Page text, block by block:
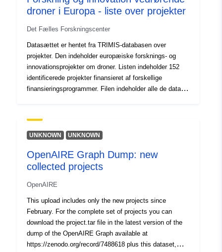
Identifikatorer: https://doi.org/10.5281/
identifikatorer:
uriRef:
http://data.europa.eu/88u/dataset/
zenodo-org-13121088
der:
Type:
Ressource:
droner i Europa - liste over projekter
Det Fælles Forskningscenter
Datasættet er hentet fra TRIMIS-databasen over
projekter. Den indeholder europæiske forsknings- og
innovationsprojekter om droner. Listen indeholder 152
identificerede projekter finansieret af forskellige
finansieringsprogrammer. Filen indeholder alle de data,
vurdering baseret på transportforsknings- og
innovationsovervågnings- og informationssystemet
UNKNOWN UNKNOWN
OpenAIRE Graph Dump: new
collected projects
OpenAIRE
This upload includes only the new projects since
February. For the complete set of projects you can
download the project.tar file in the latest version of the
dump of the OpenAIRE Graph available at
https://zenodo.org/record/7488618 plus this dataset,